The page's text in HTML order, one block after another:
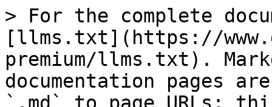
> For the complete
[llms.txt](https://
premium/llms.txt).
documentation pages